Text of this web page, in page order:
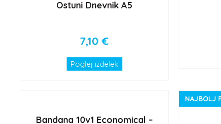
Ostuni Dnevnik A5
7,10 €
Poglej izdelek
Bandana 10v1 Economical –
NAJBOLJ